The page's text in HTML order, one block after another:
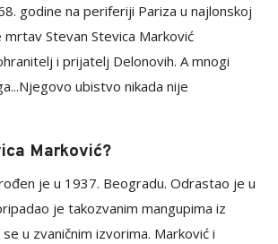
godine na periferiji Pariza u najlonskoj
Stevan Stevica Marković
i prijatelj Delonovih. A mnogi
ubistvo nikada nije
Marković?
je u 1937. Beogradu. Odrastao je u
je takozvanim mangupima iz
u zvaničnim izvorima. Marković i